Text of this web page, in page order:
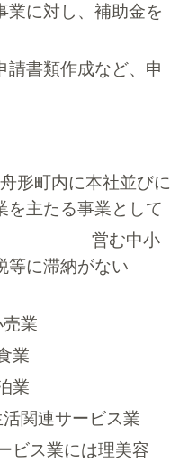
業に対し、補助金を
書類作成など、申
舟形町内に本社並びに
を主たる事業として
営む中小
等に滞納がない
業
連サービス業
は理美容